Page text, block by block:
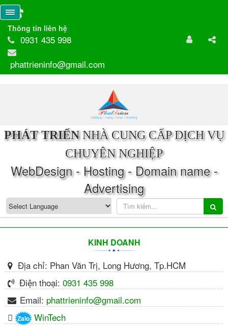
Thông tin liên hệ
0931 435 998
phattrieninfo@gmail.com
PHÁT TRIỂNNHÀ CUNG CẤP DỊCH VỤ
CHUYÊN NGHIỆP
WebDesign - Hosting - Domain name -
Advertising
KINH DOANH
Địa chỉ: Phan Văn Trị, Long Hương, Tp.HCM
Điện thoại: 0931 435 998
Email: phattrieninfo@gmail.com
Zalo WinTech